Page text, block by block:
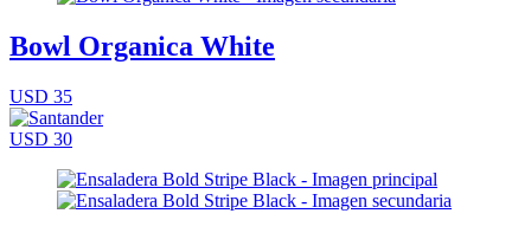
Bowl Organica White
USD 35
USD 30